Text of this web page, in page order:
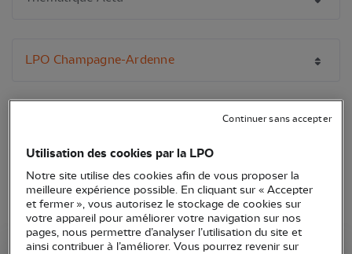
Utilisation des cookies par la LPO
Notre site utilise des cookies afin de vous proposer la
meilleure expérience possible. En cliquant sur « Accepter
et fermer », vous autorisez le stockage de cookies sur
votre appareil pour améliorer votre navigation sur nos
pages, nous permettre d’analyser l’utilisation du site et
ainsi contribuer à l’améliorer. Vous pourrez revenir sur
Continuer sans accepter